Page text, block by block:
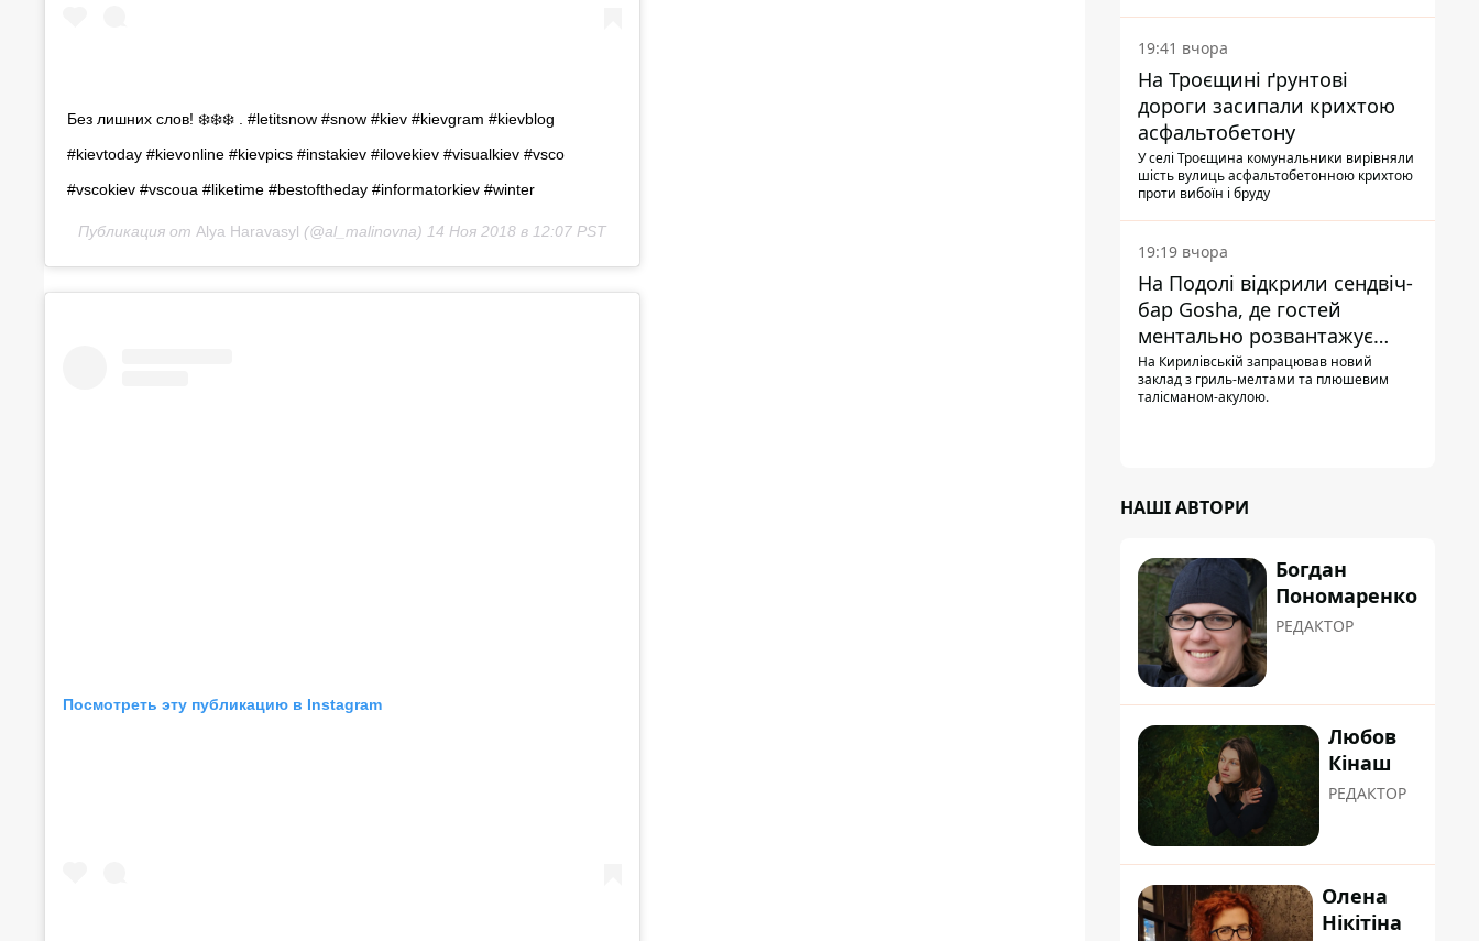
Без лишних слов! ❄️❄️❄️ . #letitsnow #snow #kiev #kievgram #kievblog
#kievtoday #kievonline #kievpics #instakiev #ilovekiev #visualkiev #vsco
#vscokiev #vscoua #liketime #bestoftheday #informatorkiev #winter
Публикация от Alya Haravasyl (@al_malinovna) 14 Ноя 2018 в 12:07 PST
Посмотреть эту публикацию в Instagram
19:41 вчора
На Троєщині ґрунтові
дороги засипали крихтою
асфальтобетону
У селі Троєщина комунальники вирівняли
шість вулиць асфальтобетонною крихтою
проти вибоїн і бруду
19:19 вчора
На Подолі відкрили сендвіч-
бар Gosha, де гостей
ментально розвантажує
акула
На Кирилівській запрацював новий
заклад з гриль-мелтами та плюшевим
талісманом-акулою.
НАШІ АВТОРИ
Богдан
Пономаренко
РЕДАКТОР
Любов
Кінаш
РЕДАКТОР
Олена
Нікітіна